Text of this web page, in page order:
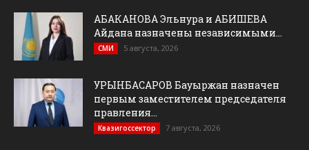
АБАКАНОВА Эльнура и АБИШЕВА
Айдана назначены независимыми...
СМИ 5 августа, 2026
УРЫНБАСАРОВ Бауыржан назначен
первым заместителем председателя
правления...
Квазигоссектор 7 августа, 2026